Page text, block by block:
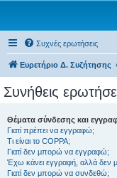
Συχνές ερωτήσεις
Ευρετήριο Δ. Συζήτησης
Συνήθεις
Θέματα σύνδεσης και
Γιατί πρέπει να εγγραφώ;
Τι είναι το COPPA;
Γιατί δεν μπορώ να εγγραφώ;
Έχω κάνει εγγραφή, αλλά
Γιατί δεν μπορώ να συνδεθώ;